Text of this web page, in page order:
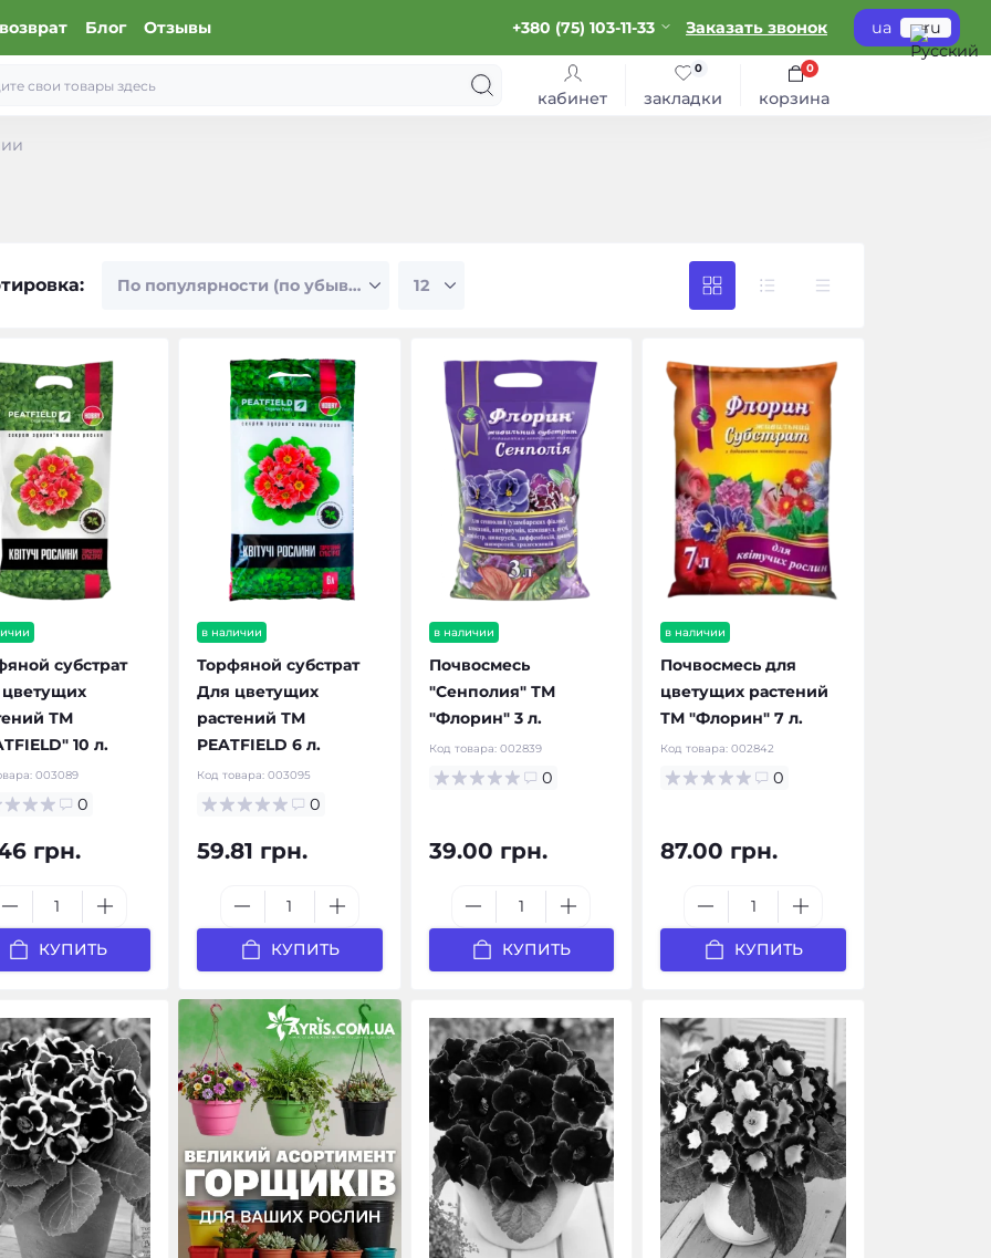
Блог Отзывы +380 (75) 103-11-33 Заказать звонок ua ru
кабинет закладки
0
корзина
0
субстрат
ТМ
10 л.
003089
0
грн.
КУПИТЬ
в наличии
Торфяной субстрат
Для цветущих
растений ТМ
PEATFIELD 6 л.
Код товара: 003095
0
59.81 грн.
КУПИТЬ
в наличии
Почвосмесь
"Сенполия" ТМ
"Флорин" 3 л.
Код товара: 002839
0
39.00 грн.
КУПИТЬ
в наличии
Почвосмесь для
цветущих растений
ТМ "Флорин" 7 л.
Код товара:002842
0
87.00 грн.
КУПИТЬ